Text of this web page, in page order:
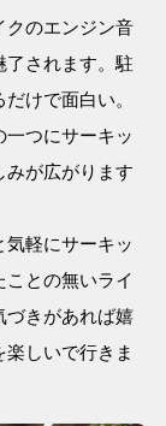
クのエンジン音
了されます。駐
けで面白い。
つにサーキッ
みが広がります
軽にサーキッ
ことの無いライ
づきがあれば嬉
しいで行きま